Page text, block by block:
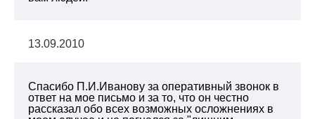
13.09.2010
Спасибо П.И.Иванову за оперативный звонок в
ответ на мое письмо и за то, что он честно
рассказал обо всех возможных осложнениях в